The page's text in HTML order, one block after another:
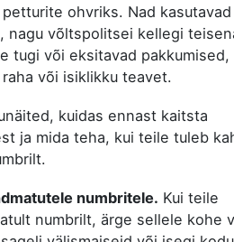
ohvriks. Nad kasutavad
nagu võltspolitsei kellegi
tugi või eksitavad pakkumised,
või isiklikku teavet.
kuidas ennast kaitsta
ja mida teha, kui teile tuleb
numbritele. Kui teile
numbrilt, ärge sellele kohe